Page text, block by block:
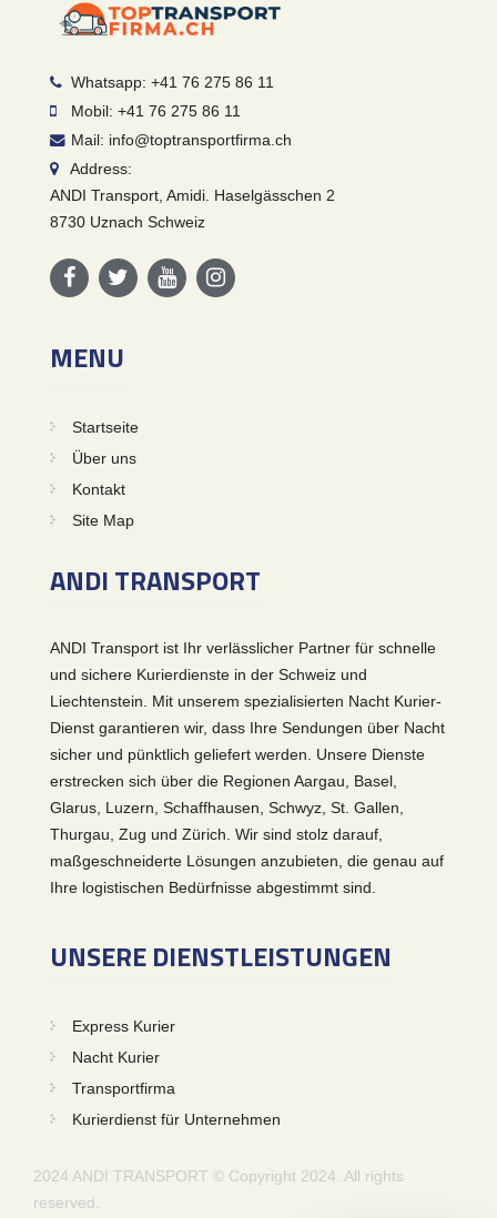
Whatsapp: +41 76 275 86 11
Mobil: +41 76 275 86 11
Mail: info@toptransportfirma.ch
Address:
ANDI Transport, Amidi. Haselgässchen 2
8730 Uznach Schweiz
MENU
Startseite
Über uns
Kontakt
Site Map
ANDI TRANSPORT
ANDI Transport ist Ihr verlässlicher Partner für schnelle
und sichere Kurierdienste in der Schweiz und
Liechtenstein. Mit unserem spezialisierten Nacht Kurier-
Dienst garantieren wir, dass Ihre Sendungen über Nacht
sicher und pünktlich geliefert werden. Unsere Dienste
erstrecken sich über die Regionen Aargau, Basel,
Glarus, Luzern, Schaffhausen, Schwyz, St. Gallen,
Thurgau, Zug und Zürich. Wir sind stolz darauf,
maßgeschneiderte Lösungen anzubieten, die genau auf
Ihre logistischen Bedürfnisse abgestimmt sind.
UNSERE DIENSTLEISTUNGEN
Express Kurier
Nacht Kurier
Transportfirma
Kurierdienst für Unternehmen
2024 ANDI TRANSPORT © Copyright 2024. All rights
reserved.